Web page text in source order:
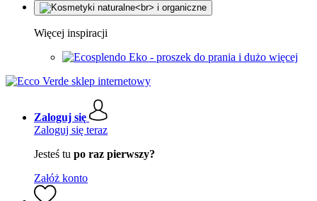
Więcej inspiracji
Eko - proszek do prania i dużo więcej
Zaloguj się
Zaloguj się teraz
Jesteś tu po raz pierwszy?
Załóż konto